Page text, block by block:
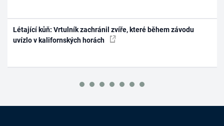
Létající kůň: Vrtulník zachránil zvíře, které během závodu
uvízlo v kalifornských horách